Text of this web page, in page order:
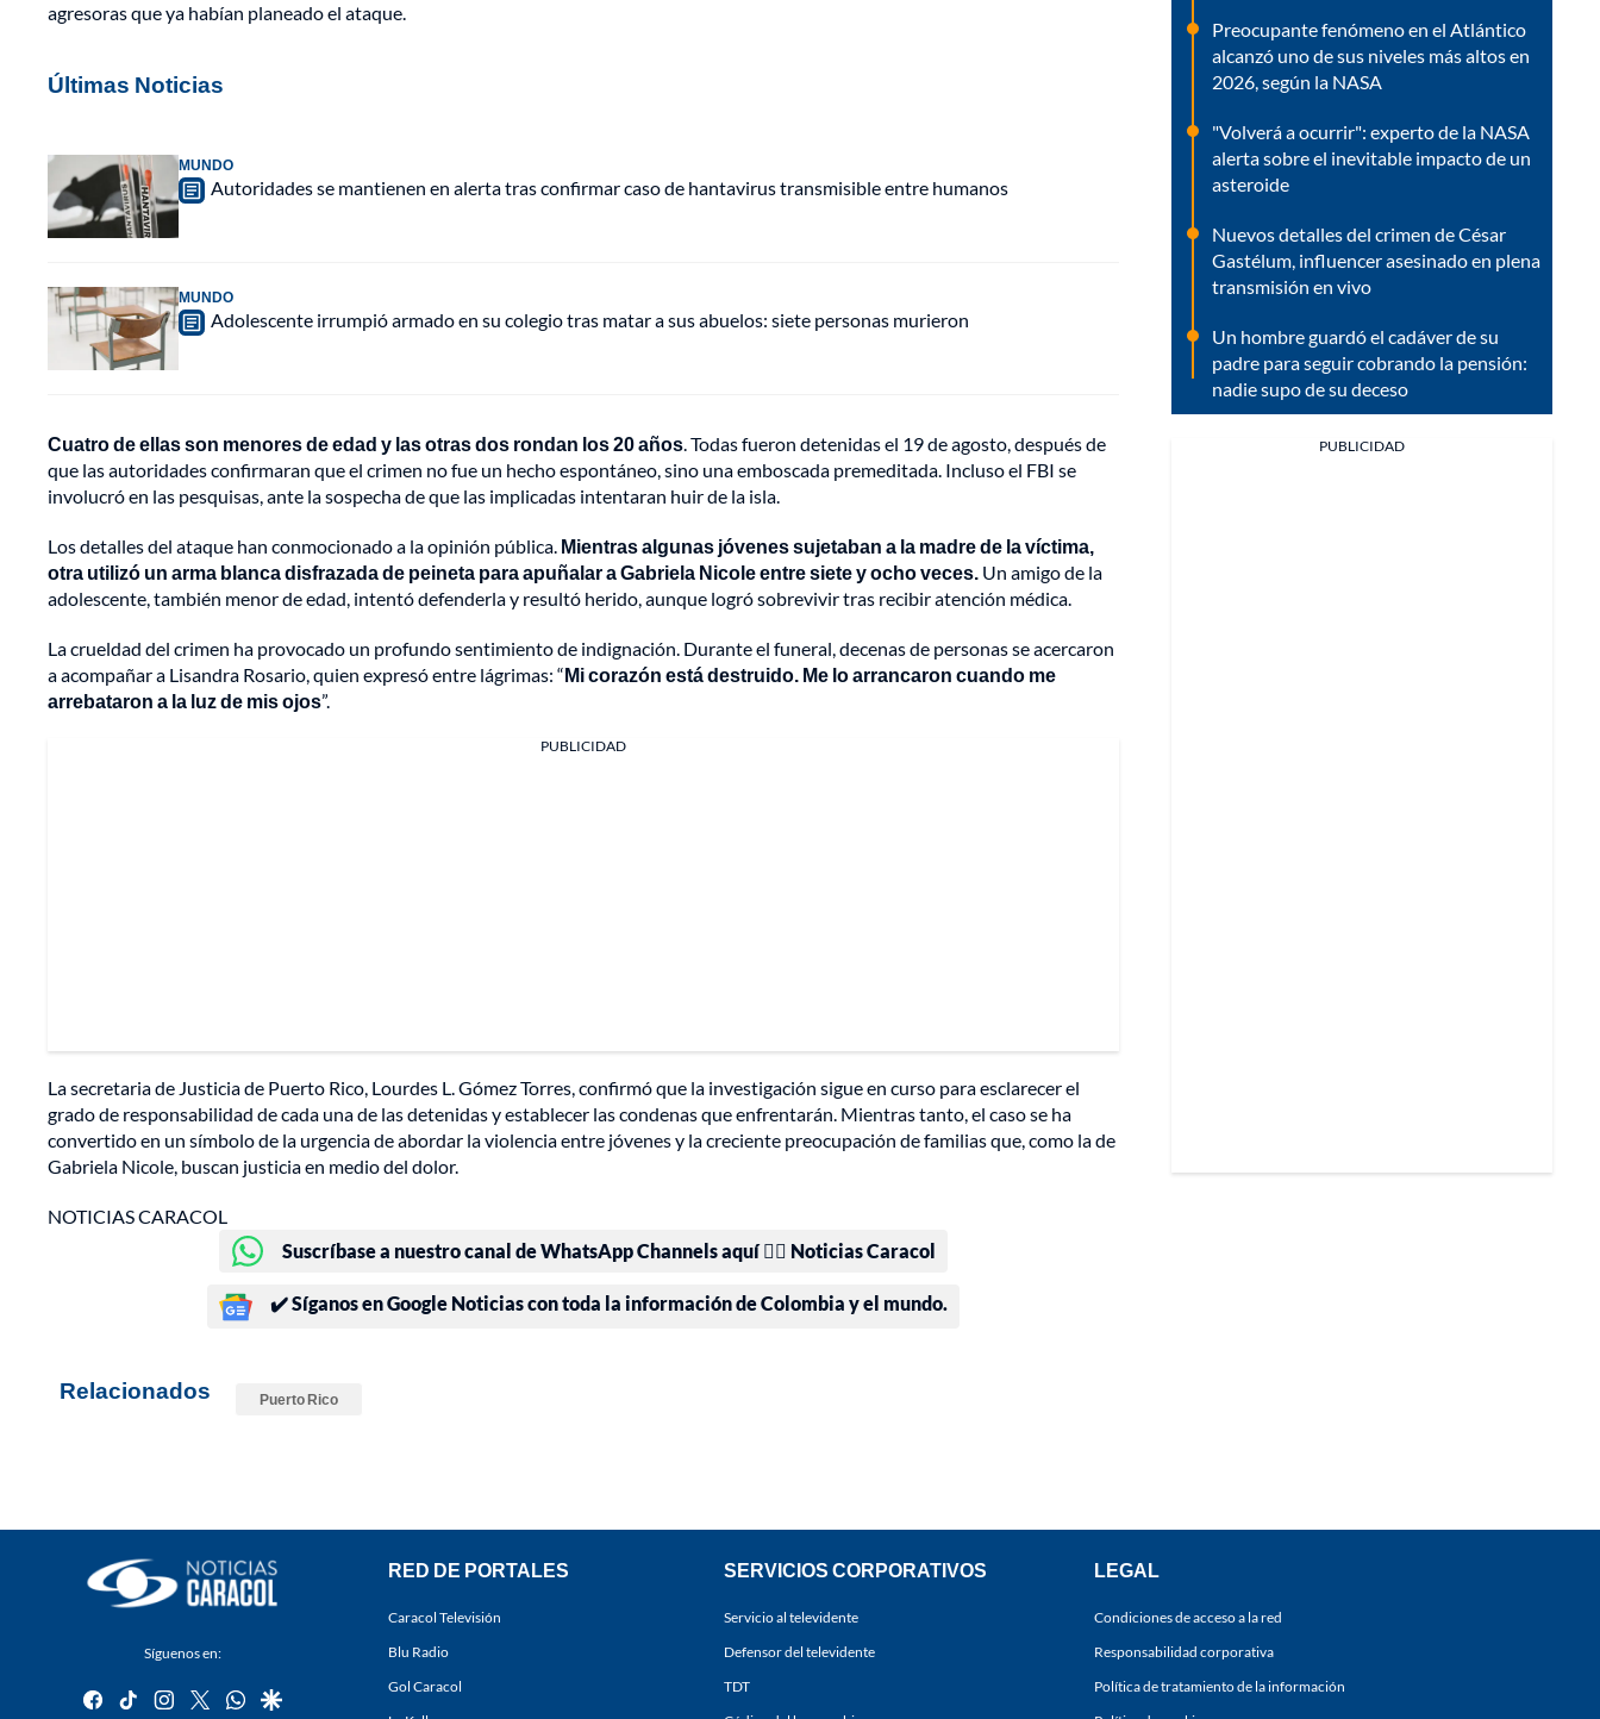
agresoras que ya habían planeado el ataque.
Últimas Noticias
MUNDO
Autoridades se mantienen en alerta tras confirmar caso de hantavirus transmisible entre humanos
MUNDO
Adolescente irrumpió armado en su colegio tras matar a sus abuelos: siete personas murieron
Cuatro de ellas son menores de edad y las otras dos rondan los 20 años. Todas fueron detenidas el 19 de agosto, después de
que las autoridades confirmaran que el crimen no fue un hecho espontáneo, sino una emboscada premeditada. Incluso el FBI se
involucró en las pesquisas, ante la sospecha de que las implicadas intentaran huir de la isla.
Los detalles del ataque han conmocionado a la opinión pública. Mientras algunas jóvenes sujetaban a la madre de la víctima,
otra utilizó un arma blanca disfrazada de peineta para apuñalar a Gabriela Nicole entre siete y ocho veces. Un amigo de la
adolescente, también menor de edad, intentó defenderla y resultó herido, aunque logró sobrevivir tras recibir atención médica.
La crueldad del crimen ha provocado un profundo sentimiento de indignación. Durante el funeral, decenas de personas se acercaron
a acompañar a Lisandra Rosario, quien expresó entre lágrimas: “Mi corazón está destruido. Me lo arrancaron cuando me
arrebataron a la luz de mis ojos”.
PUBLICIDAD
La secretaria de Justicia de Puerto Rico, Lourdes L. Gómez Torres, confirmó que la investigación sigue en curso para esclarecer el
grado de responsabilidad de cada una de las detenidas y establecer las condenas que enfrentarán. Mientras tanto, el caso se ha
convertido en un símbolo de la urgencia de abordar la violencia entre jóvenes y la creciente preocupación de familias que, como la de
Gabriela Nicole, buscan justicia en medio del dolor.
NOTICIAS CARACOL
Suscríbase a nuestro canal de WhatsApp Channels aquí 👉🏻 Noticias Caracol
✔️ Síganos en Google Noticias con toda la información de Colombia y el mundo.
Relacionados Puerto Rico
Preocupante fenómeno en el Atlántico
alcanzó uno de sus niveles más altos en
2026, según la NASA
"Volverá a ocurrir": experto de la NASA
alerta sobre el inevitable impacto de un
asteroide
Nuevos detalles del crimen de César
Gastélum, influencer asesinado en plena
transmisión en vivo
Un hombre guardó el cadáver de su
padre para seguir cobrando la pensión:
nadie supo de su deceso
PUBLICIDAD
Síguenos en:
facebook
tiktok instagram
twitterwhatsapp
google
RED DE PORTALES
Caracol Televisión
Blu Radio
Gol Caracol
SERVICIOS CORPORATIVOS
Servicio al televidente
Defensor del televidente
TDT
LEGAL
Condiciones de acceso a la red
Responsabilidad corporativa
Política de tratamiento de la información